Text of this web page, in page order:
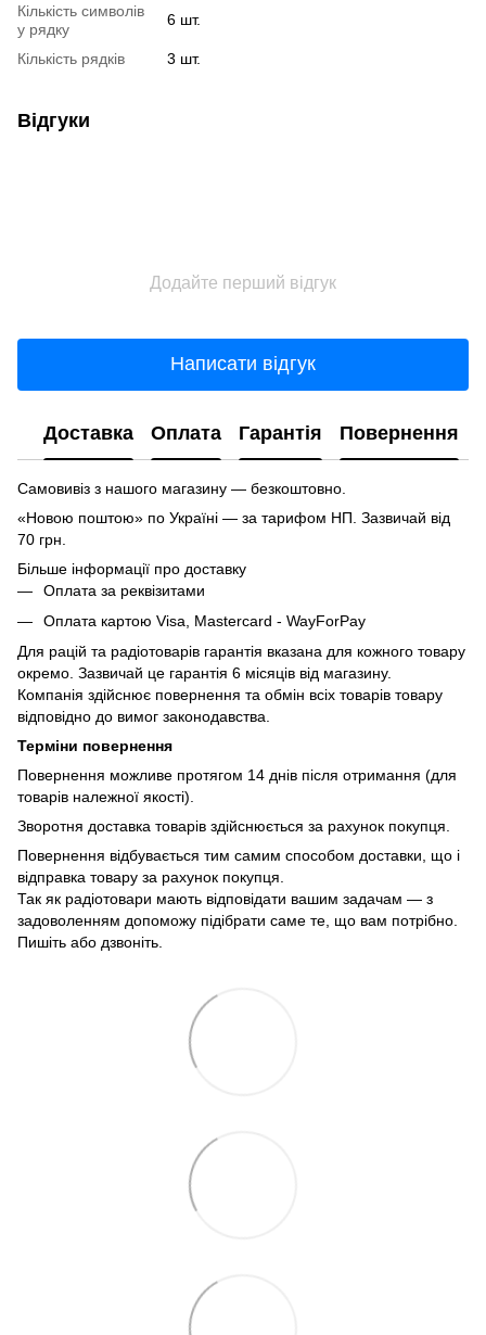
Кількість символів
у рядку
6 шт.
Кількість рядків 3 шт.
Відгуки
Додайте перший відгук
Написати відгук
Доставка Оплата Гарантія Повернення
Самовивіз з нашого магазину — безкоштовно.
«Новою поштою» по Україні — за тарифом НП. Зазвичай від
70 грн.
Більше інформації про доставку
Оплата за реквізитами
Оплата картою Visa, Mastercard - WayForPay
Для рацій та радіотоварів гарантія вказана для кожного товару
окремо. Зазвичай це гарантія 6 місяців від магазину.
Компанія здійснює повернення та обмін всіх товарів товару
відповідно до вимог законодавства.
Терміни повернення
Повернення можливе протягом 14 днів після отримання (для
товарів належної якості).
Зворотня доставка товарів здійснюється за рахунок покупця.
Повернення відбувається тим самим способом доставки, що і
відправка товару за рахунок покупця.
Так як радіотовари мають відповідати вашим задачам — з
задоволенням допоможу підібрати саме те, що вам потрібно.
Пишіть або дзвоніть.